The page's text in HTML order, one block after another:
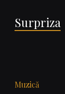
Surpriza
Muzică